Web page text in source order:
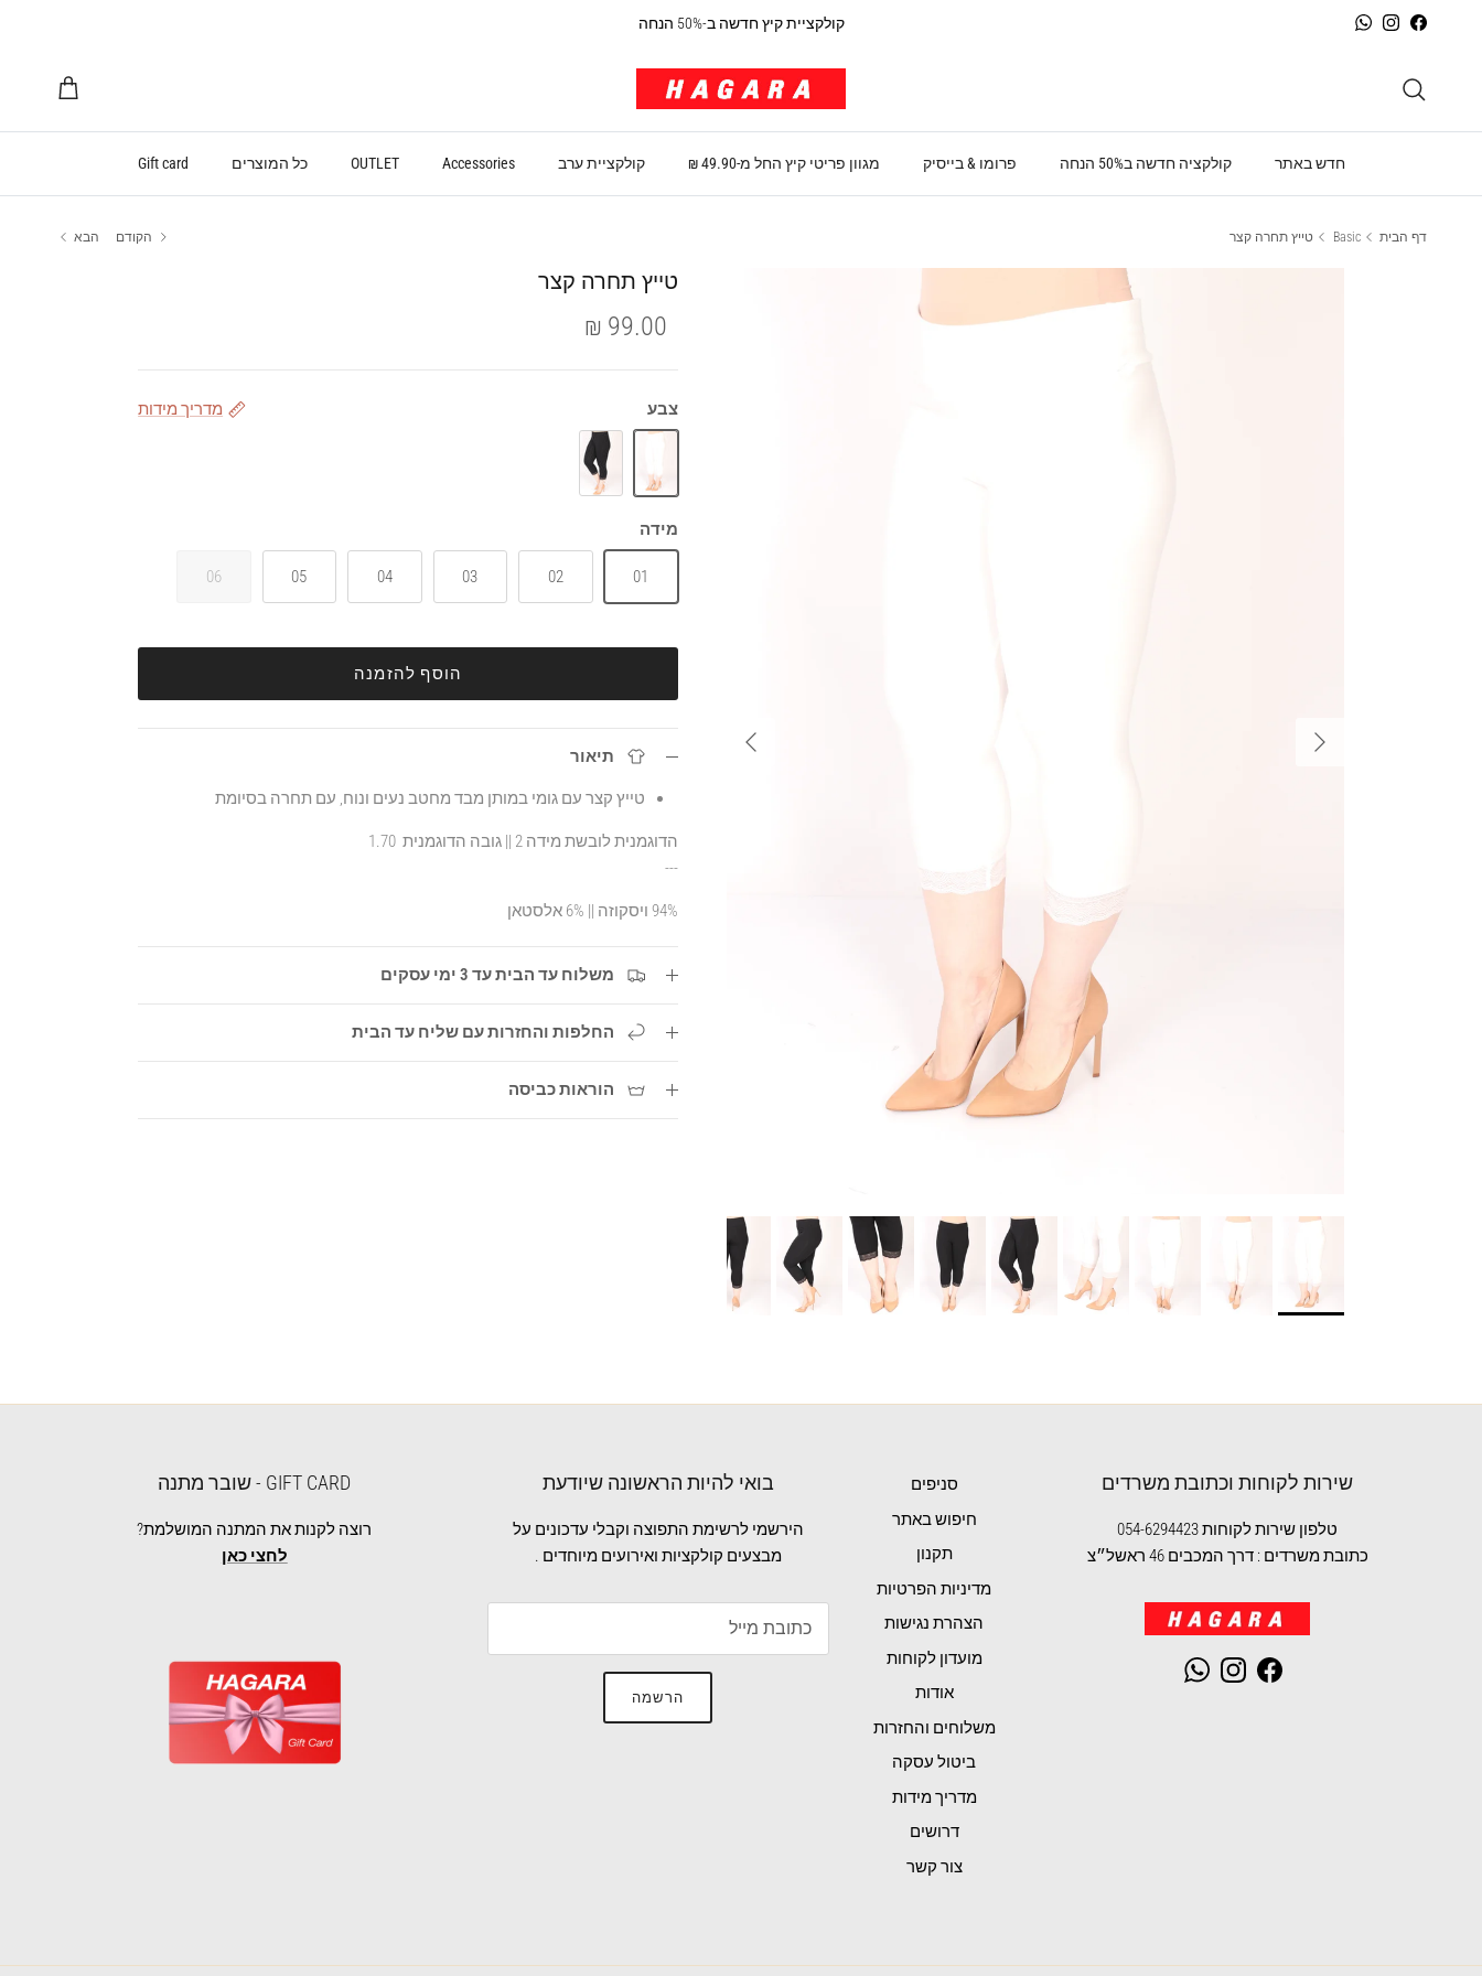
דילוג לתוכן
Facebook
Instagram
WhatsApp קולקציית קיץ חדשה ב-50% הנחה
עגלת קניות
חדש באתר קולקציה חדשה ב50% הנחה פרומו & בייסיק מגוון פריטי קיץ החל מ-49.90 ₪ קולקציית ערב Accessories
OUTLET כל המוצרים Gift card
דף הבית Basic טייץ תחרה קצר הקודם הבא
הקודם הבא
טייץ תחרה קצר
99.00 ₪
צבע מדריך מידות
מידה
01
02
03
04
05
06
הוסף להזמנה
תיאור
טייץ קצר עם גומי במותן מבד מחטב נעים ונוח, עם תחרה בסיומת
הדוגמנית לובשת מידה 2 || גובה הדוגמנית 1.70
---
94% ויסקוזה || 6% אלסטאן
משלוח עד הבית עד 3 ימי עסקים
החלפות והחזרות עם שליח עד הבית
הוראות כביסה
שירות לקוחות וכתובת משרדים
טלפון שירות לקוחות 054-6294423
כתובת משרדים : דרך המכבים 46 ראשל״צ
Facebook
Instagram
WhatsApp
סניפים
חיפוש באתר
תקנון
מדיניות הפרטיות
הצהרת נגישות
מועדון לקוחות
אודות
משלוחים והחזרות
ביטול עסקה
מדריך מידות
דרושים
צור קשר
בואי להיות הראשונה שיודעת
הירשמי לרשימת התפוצה וקבלי עדכונים על
מבצעים קולקציות ואירועים מיוחדים .
הרשמה
GIFT CARD - שובר מתנה
רוצה לקנות את המתנה המושלמת?
לחצי כאן